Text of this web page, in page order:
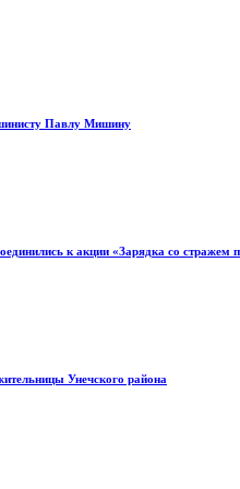
Павлу Мишину
к акции «Зарядка со стражем
Унечского района